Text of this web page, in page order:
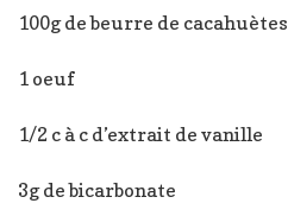
100g de beurre de cacahuètes
1 oeuf
1/2 c à c d’extrait de vanille
3g de bicarbonate